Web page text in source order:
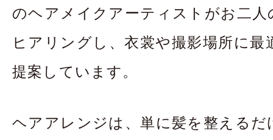
のヘアメイクアーティストがお二人
ヒアリングし、衣裳や撮影場所に
提案しています。
ヘアアレンジは、単に髪を整えるだ